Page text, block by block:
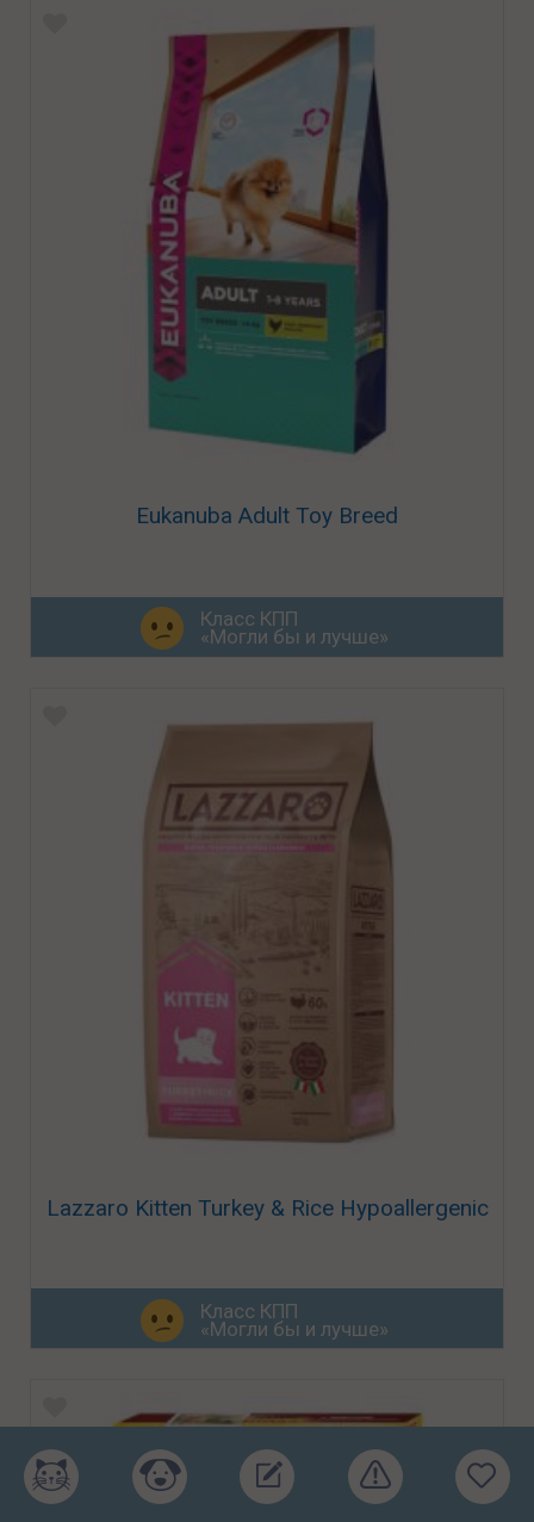
Eukanuba Adult Toy Breed
Класс КПП
«Могли бы и лучше»
Lazzaro Kitten Turkey & Rice Hypoallergenic
Класс КПП
«Могли бы и лучше»